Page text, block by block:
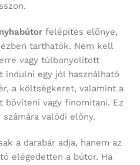
felépítés előnye,
tarthatók. Nem kell
vagy túlbonyolított
indulni egy jól használható
a költségkeret, valamint a
bővíteni vagy finomítani. Ez
valódi előny.
a darabár adja, hanem az
elégedetten a bútor. Ha